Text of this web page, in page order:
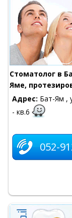
Cтоматолог в
Яме,
Адрес: Бат-Ям ,
- кв.6
052-